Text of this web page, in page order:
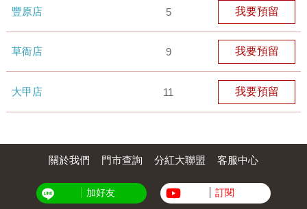
豐原店 5 我要預留
草衙店 9 我要預留
大甲店 11 我要預留
關於我們 門市查詢 分紅大聯盟 客服中心
加好友 訂閱